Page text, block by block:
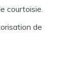
courtoisie.
de